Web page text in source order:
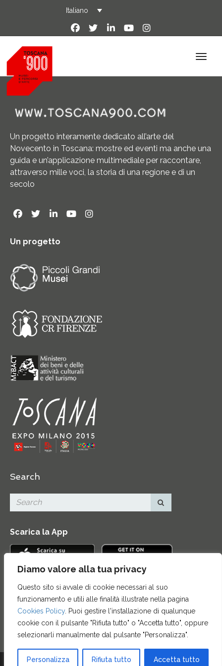
Diamo valore alla tua privacy
Questo sito si avvale di cookie necessari al suo
funzionamento e utili alle finalità illustrate nella pagina
Cookies Policy. Puoi gestire l'installazione di qualunque
cookie con il pulsante "Rifiuta tutto" o "Accetta tutto", oppure
selezionarli manualmente dal pulsante "Personalizza".
Personalizza Rifiuta tutto Accetta tutto
Italiano
Un progetto interamente dedicato all’arte del
Novecento in Toscana: mostre ed eventi ma anche una
guida e un’applicazione multimediale per raccontare,
attraverso mille voci, la storia di una regione e di un
secolo
Un progetto
Search
Scarica la App
Contatti|Area Stampa|Mappa del sito |Credits
Privacy e note legali|Archivio News|Cookie policy
© 2015 FONDAZIONE CASSA DI RISPARMIO DI FIRENZE - CF 00524310489